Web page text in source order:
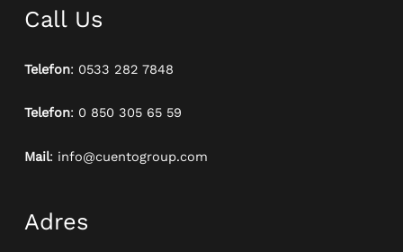
Call Us
Telefon: 0533 282 7848
Telefon: 0 850 305 65 59
Mail: info@cuentogroup.com
Adres